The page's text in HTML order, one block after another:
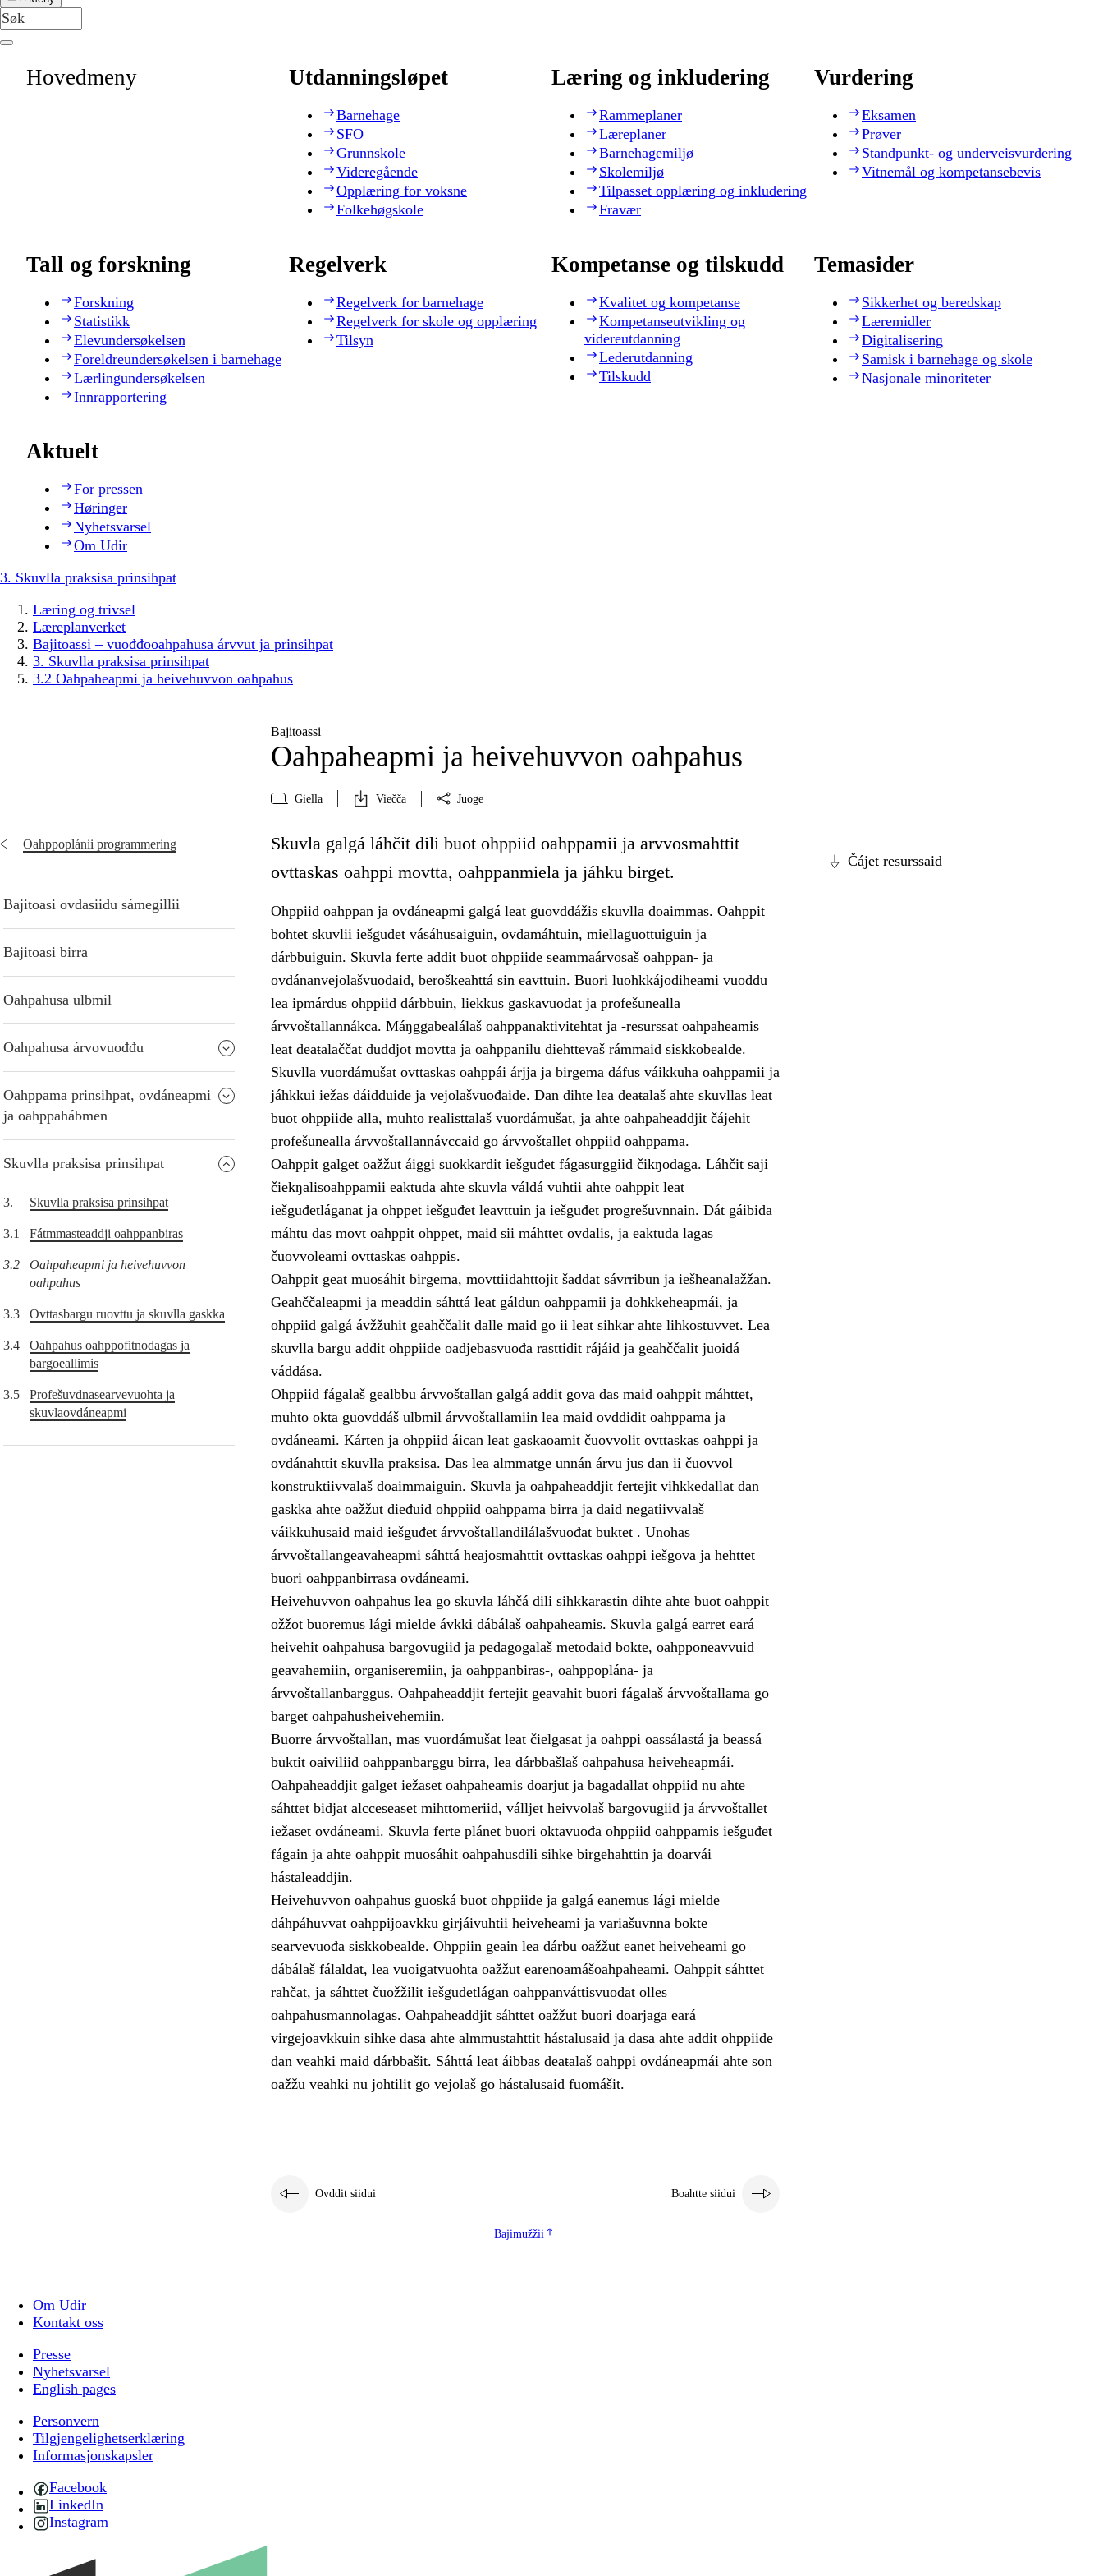
Hovedmeny Utdanningsløpet
Barnehage
SFO
Grunnskole
Videregående
Opplæring for voksne
Folkehøgskole
Læring og inkludering
Rammeplaner
Læreplaner
Barnehagemiljø
Skolemiljø
Tilpasset opplæring og inkludering
Fravær
Vurdering
Eksamen
Prøver
Standpunkt- og underveisvurdering
Vitnemål og kompetansebevis
Tall og forskning
Forskning
Statistikk
Elevundersøkelsen
Foreldreundersøkelsen i barnehage
Lærlingundersøkelsen
Innrapportering
Regelverk
Regelverk for barnehage
Regelverk for skole og opplæring
Tilsyn
Kompetanse og tilskudd
Kvalitet og kompetanse
Kompetanseutvikling og
videreutdanning
Lederutdanning
Tilskudd
Temasider
Sikkerhet og beredskap
Læremidler
Digitalisering
Samisk i barnehage og skole
Nasjonale minoriteter
Aktuelt
For pressen
Høringer
Nyhetsvarsel
Om Udir
3. Skuvlla praksisa prinsihpat
Læring og trivsel
Læreplanverket
Bajitoassi – vuođđooahpahusa árvvut ja prinsihpat
3. Skuvlla praksisa prinsihpat
3.2 Oahpaheapmi ja heivehuvvon oahpahus
Bajitoassi
Oahpaheapmi ja heivehuvvon oahpahus
Giella Viečča Juoge
Oahppoplánii programmering
Bajitoasi ovdasiidu sámegillii
Bajitoasi birra
Oahpahusa ulbmil
Oahpahusa árvovuođđu
Oahppama prinsihpat, ovdáneapmi
ja oahppahábmen
Skuvlla praksisa prinsihpat
3. Skuvlla praksisa prinsihpat
3.1 Fátmmasteaddji oahppanbiras
3.2
Oahpaheapmi ja heivehuvvon
oahpahus
3.3 Ovttasbargu ruovttu ja skuvlla gaskka
3.4
Oahpahus oahppofitnodagas ja
bargoeallimis
3.5
Profešuvdnasearvevuohta ja
skuvlaovdáneapmi
Čájet resurssaid
Skuvla galgá láhčit dili buot ohppiid oahppamii ja arvvosmahttit
ovttaskas oahppi movtta, oahppanmiela ja jáhku birget.
Ohppiid oahppan ja ovdáneapmi galgá leat guovddážis skuvlla doaimmas. Oahppit
bohtet skuvlii iešguđet vásáhusaiguin, ovdamáhtuin, miellaguottuiguin ja
dárbbuiguin. Skuvla ferte addit buot ohppiide seammaárvosaš oahppan- ja
ovdánanvejolašvuođaid, beroškeahttá sin eavttuin. Buori luohkkájođiheami vuođđu
lea ipmárdus ohppiid dárbbuin, liekkus gaskavuođat ja profešunealla
árvvoštallannákca. Máŋggabealálaš oahppanaktivitehtat ja -resurssat oahpaheamis
leat deaŧalaččat duddjot movtta ja oahppanilu diehttevaš rámmaid siskkobealde.
Skuvlla vuordámušat ovttaskas oahppái árjja ja birgema dáfus váikkuha oahppamii ja
jáhkkui iežas dáidduide ja vejolašvuođaide. Dan dihte lea deaŧalaš ahte skuvllas leat
buot ohppiide alla, muhto realisttalaš vuordámušat, ja ahte oahpaheaddjit čájehit
profešunealla árvvoštallannávccaid go árvvoštallet ohppiid oahppama.
Oahppit galget oažžut áiggi suokkardit iešguđet fágasurggiid čikŋodaga. Láhčit saji
čiekŋalisoahppamii eaktuda ahte skuvla váldá vuhtii ahte oahppit leat
iešguđetláganat ja ohppet iešguđet leavttuin ja iešguđet progrešuvnnain. Dát gáibida
máhtu das movt oahppit ohppet, maid sii máhttet ovdalis, ja eaktuda lagas
čuovvoleami ovttaskas oahppis.
Oahppit geat muosáhit birgema, movttiidahttojit šaddat sávrribun ja iešheanalažžan.
Geahččaleapmi ja meaddin sáhttá leat gáldun oahppamii ja dohkkeheapmái, ja
ohppiid galgá ávžžuhit geahččalit dalle maid go ii leat sihkar ahte lihkostuvvet. Lea
skuvlla bargu addit ohppiide oadjebasvuođa rasttidit rájáid ja geahččalit juoidá
váddása.
Ohppiid fágalaš gealbbu árvvoštallan galgá addit gova das maid oahppit máhttet,
muhto okta guovddáš ulbmil árvvoštallamiin lea maid ovddidit oahppama ja
ovdáneami. Kárten ja ohppiid áican leat gaskaoamit čuovvolit ovttaskas oahppi ja
ovdánahttit skuvlla praksisa. Das lea almmatge unnán árvu jus dan ii čuovvol
konstruktiivvalaš doaimmaiguin. Skuvla ja oahpaheaddjit fertejit vihkkedallat dan
gaskka ahte oažžut dieđuid ohppiid oahppama birra ja daid negatiivvalaš
váikkuhusaid maid iešguđet árvvoštallandilálašvuođat buktet . Unohas
árvvoštallangeavaheapmi sáhttá heajosmahttit ovttaskas oahppi iešgova ja hehttet
buori oahppanbirrasa ovdáneami.
Heivehuvvon oahpahus lea go skuvla láhčá dili sihkkarastin dihte ahte buot oahppit
ožžot buoremus lági mielde ávkki dábálaš oahpaheamis. Skuvla galgá earret eará
heivehit oahpahusa bargovugiid ja pedagogalaš metodaid bokte, oahpponeavvuid
geavahemiin, organiseremiin, ja oahppanbiras-, oahppoplána- ja
árvvoštallanbarggus. Oahpaheaddjit fertejit geavahit buori fágalaš árvvoštallama go
barget oahpahusheivehemiin.
Buorre árvvoštallan, mas vuordámušat leat čielgasat ja oahppi oassálastá ja beassá
buktit oaiviliid oahppanbarggu birra, lea dárbbašlaš oahpahusa heiveheapmái.
Oahpaheaddjit galget iežaset oahpaheamis doarjut ja bagadallat ohppiid nu ahte
sáhttet bidjat alcceseaset mihttomeriid, válljet heivvolaš bargovugiid ja árvvoštallet
iežaset ovdáneami. Skuvla ferte plánet buori oktavuođa ohppiid oahppamis iešguđet
fágain ja ahte oahppit muosáhit oahpahusdili sihke birgehahttin ja doarvái
hástaleaddjin.
Heivehuvvon oahpahus guoská buot ohppiide ja galgá eanemus lági mielde
dáhpáhuvvat oahppijoavkku girjáivuhtii heiveheami ja variašuvnna bokte
searvevuođa siskkobealde. Ohppiin geain lea dárbu oažžut eanet heiveheami go
dábálaš fálaldat, lea vuoigatvuohta oažžut earenoamášoahpaheami. Oahppit sáhttet
rahčat, ja sáhttet čuožžilit iešguđetlágan oahppanváttisvuođat olles
oahpahusmannolagas. Oahpaheaddjit sáhttet oažžut buori doarjaga eará
virgejoavkkuin sihke dasa ahte almmustahttit hástalusaid ja dasa ahte addit ohppiide
dan veahki maid dárbbašit. Sáhttá leat áibbas deaŧalaš oahppi ovdáneapmái ahte son
oažžu veahki nu johtilit go vejolaš go hástalusaid fuomášit.
Ovddit siidui Boahtte siidui
Bajimužžii
Om Udir
Kontakt oss
Presse
Nyhetsvarsel
English pages
Personvern
Tilgjengelighetserklæring
Informasjonskapsler
Facebook
LinkedIn
Instagram